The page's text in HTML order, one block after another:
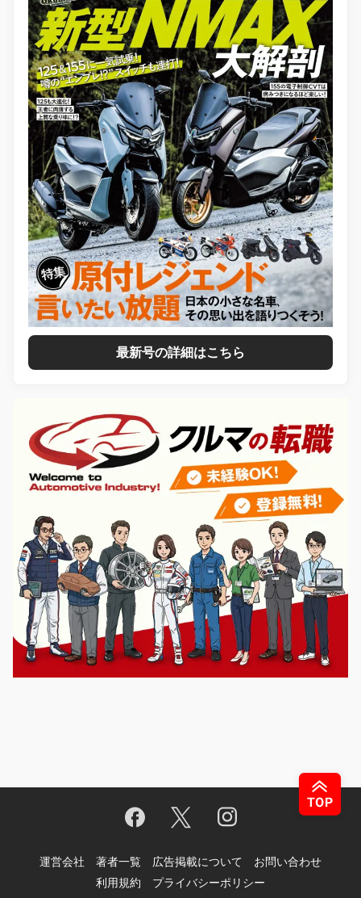
最新号の詳細はこちら
運営会社 著者一覧 広告掲載について
お問い合わせ
利用規約
プライバシーポリシー